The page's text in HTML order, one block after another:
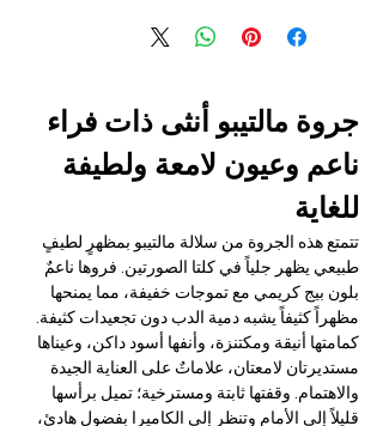
جروة مالتيبو أنثى ذات فراء
ناعم وعيون لامعة ولطيفة
للغاية
تتمتع هذه الجروة من سلالة مالتيبو بمظهرٍ لطيفٍ
طبيعي يظهر جلياً في كلتا الصورتين. فروها ناعمٌ
بلون بيج كريمي مع تموجات خفيفة، مما يمنحها
مظهراً كثيفاً يشبه دمية الدب دون تجعيدات كثيفة.
كمامتها أنيقة ومكتنزة، وأنفها أسود داكن، وعيناها
مستديرتان لامعتان، علاماتٌ على العناية الجيدة
والاهتمام. وقفتها ثابتة ومسترخية؛ تميل برأسها
قليلاً إلى الأمام وتنظر إلى الكاميرا بفضول هادئ،